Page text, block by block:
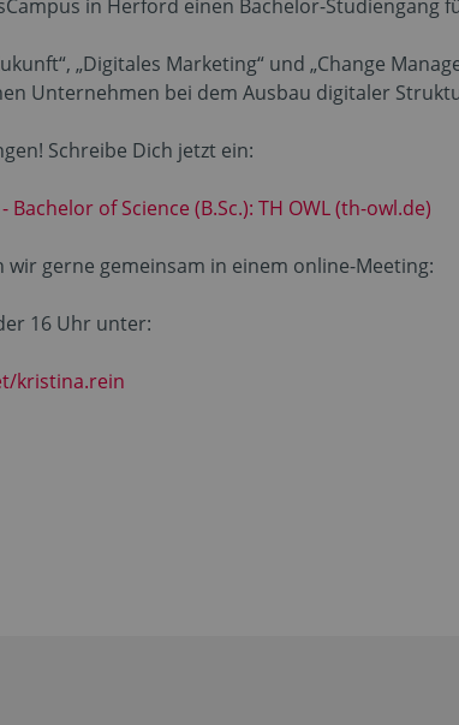
in Herford einen Bachelor-Studiengang
„Digitales Marketing“ und „Change
Unternehmen bei dem Ausbau digitaler
Schreibe Dich jetzt ein:
of Science (B.Sc.): TH OWL (th-owl.de)
gerne gemeinsam in einem online-Meeting:
16 Uhr unter:
kristina.rein